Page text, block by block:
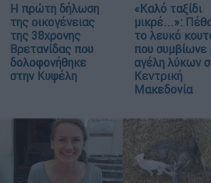
Η πρώτη δήλωση
της οικογένειας
της 38χρονης
Βρετανίδας που
δολοφονήθηκε
στην Κυψέλη
«Καλό ταξίδι
μικρέ...»:
το λευκό
που συμβίωνε
αγέλη λύκων
Κεντρική
Μακεδονία